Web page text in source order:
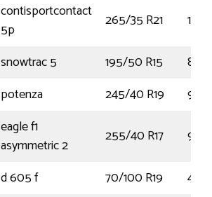
contisportcontact
5p
265/35 R21
101Y
snowtrac 5 195/50 R15
82H
potenza 245/40 R19
97Y
eagle f1
asymmetric 2
255/40 R17
94Y
d 605 f 70/100 R19
42P